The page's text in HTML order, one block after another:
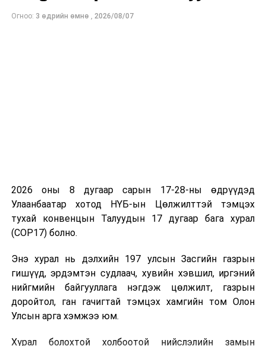
Огноо: 3 өдрийн өмнө , 2026/08/07
2026 оны 8 дугаар сарын 17-28-ны өдрүүдэд
Улаанбаатар хотод НҮБ-ын Цөлжилттэй тэмцэх
тухай конвенцын Талуудын 17 дугаар бага хурал
(COP17) болно.
Энэ хурал нь дэлхийн 197 улсын Засгийн газрын
гишүүд, эрдэмтэн судлаач, хувийн хэвшил, иргэний
нийгмийн байгууллага нэгдэж цөлжилт, газрын
доройтол, ган гачигтай тэмцэх хамгийн том Олон
Улсын арга хэмжээ юм.
Хурал болохтой холбоотой нийслэлийн замын